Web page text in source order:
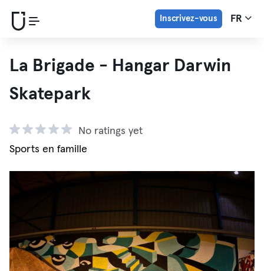
Inscrivez-vous FR
La Brigade - Hangar Darwin
Skatepark
No ratings yet
Sports en famille